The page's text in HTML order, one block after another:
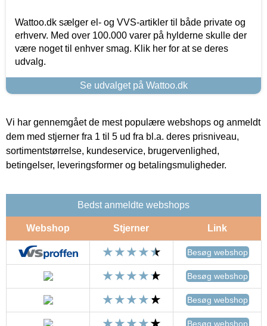
Wattoo.dk sælger el- og VVS-artikler til både private og
erhverv. Med over 100.000 varer på hylderne skulle der
være noget til enhver smag. Klik her for at se deres
udvalg.
Se udvalget på Wattoo.dk
Vi har gennemgået de mest populære webshops og anmeldt
dem med stjerner fra 1 til 5 ud fra bl.a. deres prisniveau,
sortimentstørrelse, kundeservice, brugervenlighed,
betingelser, leveringsformer og betalingsmuligheder.
Bedst anmeldte webshops
Webshop Stjerner Link
Besøg webshop
Besøg webshop
Besøg webshop
Besøg webshop